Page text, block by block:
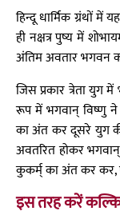
हिन्दू धार्मिक ग्रंथों
ही नक्षत्र पुष्य में
अंतिम अवतार भगवन
जिस प्रकार त्रेता युग
रूप में भगवान् विष्णु
का अंत कर दूसरे युग
अवतरित होकर
कुकर्म् का अंत कर कर,
इस तरह करें